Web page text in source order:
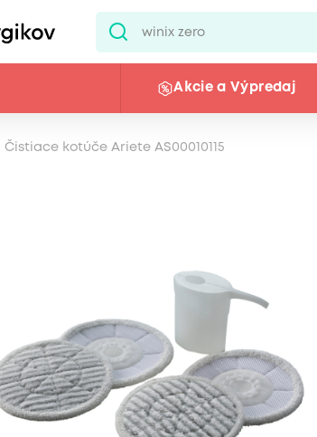
Akcie a Výpredaj
Čistiace kotúče Ariete AS00010115